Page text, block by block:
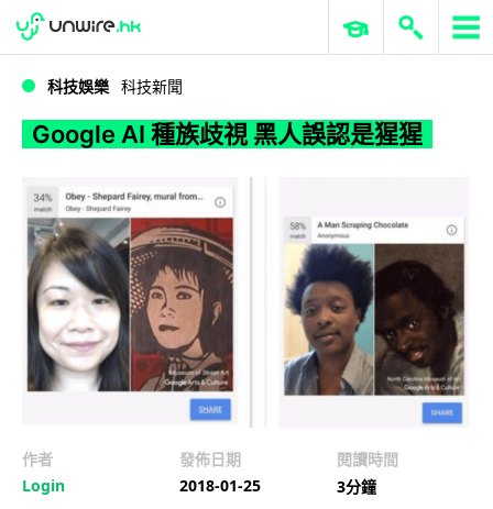
Google AI 種族歧視 黑人誤認是猩猩
WWDC 2026 ERP 與商業 AI
科技娛樂 科技新聞
Google AI 種族歧視 黑人誤認是猩猩
作者
Login
發佈日期
2018-01-25
閱讀時間
3分鐘